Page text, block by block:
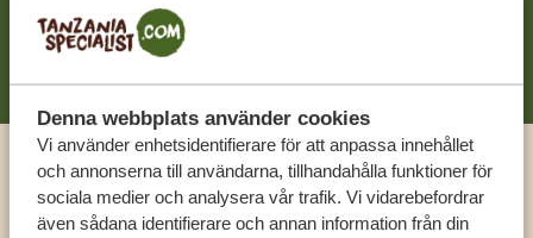
Denna webbplats använder cookies
Vi använder enhetsidentifierare för att anpassa innehållet
och annonserna till användarna, tillhandahålla funktioner för
sociala medier och analysera vår trafik. Vi vidarebefordrar
även sådana identifierare och annan information från din
BÖRJA PLANERA DIN RESA
Ring en expert